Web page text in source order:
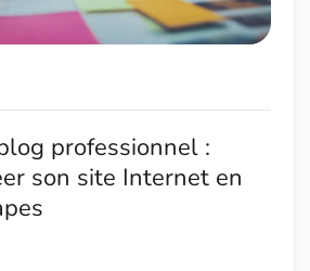
professionnel :
son site Internet en